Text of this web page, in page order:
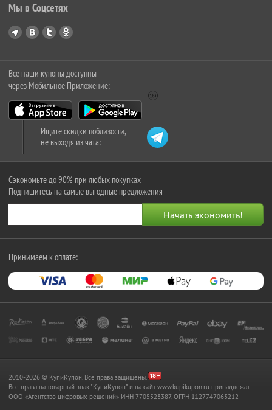
Мы в Соцсетях
Все наши купоны доступны
через Мобильное Приложение:
Ищите скидки поблизости,
не выходя из чата:
Сэкономьте до 90% при любых покупках
Подпишитесь на самые выгодные предложения
Принимаем к оплате:
2010-2026 © КупиКупон. Все права защищены.
Все права на товарный знак "КупиКупон" и на сайт www.kupikupon.ru принадлежат
OOO «Агентство цифровых решений» ИНН 7705523387, ОГРН 1127747063212